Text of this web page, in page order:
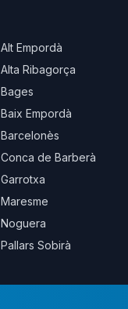
Alt Empordà
Alta Ribagorça
Bages
Baix Empordà
Barcelonès
Conca de Barberà
Garrotxa
Maresme
Noguera
Pallars Sobirà